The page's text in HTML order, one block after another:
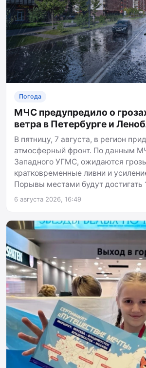
Погода
МЧС предупредило о
ветра в Петербурге и
В пятницу, 7 августа, в регион
атмосферный фронт. По данным
Западного УГМС, ожидаются
кратковременные ливни и
Порывы местами будут достигать
6 августа 2026, 16:49